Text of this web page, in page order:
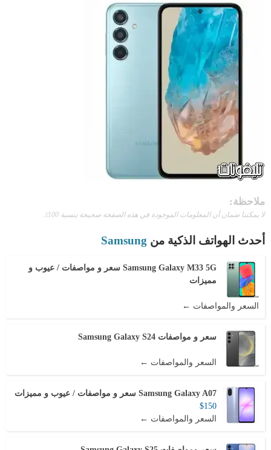
ملاحظة:
لا يمكننا ضمان أن المعلومات الموجودة في هذه الصفحة صحيحة بنسبة 100٪.
أحدث الهواتف الذكية من Samsung
Samsung Galaxy M33 5G سعر و مواصفات / عيوب و
مميزات
السعر والمواصفات ←
سعر و مواصفات Samsung Galaxy S24
السعر والمواصفات ←
Samsung Galaxy A07 سعر و مواصفات / عيوب و مميزات
$150
السعر والمواصفات ←